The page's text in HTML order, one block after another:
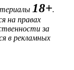
18+.
на правах
за
в рекламных